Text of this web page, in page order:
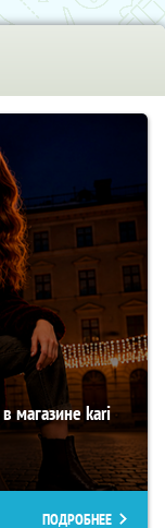
магазине kari
ПОДРОБНЕЕ